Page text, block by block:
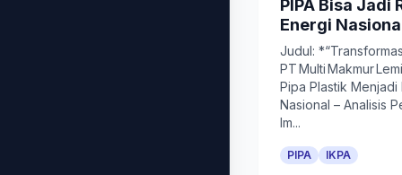
PIPA Bisa Jadi
Energi
Judul:
PT Multi Makmur
Pipa Plastik Menjadi
Nasional – Analisis
Im...
PIPA IKPA